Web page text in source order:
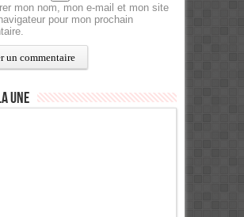
mon nom, mon e-mail et mon site
pour mon prochain
Une